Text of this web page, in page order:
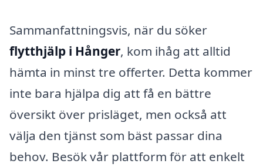
Sammanfattningsvis, när du söker
flytthjälp i Hånger, kom ihåg att alltid
hämta in minst tre offerter. Detta kommer
inte bara hjälpa dig att få en bättre
översikt över prisläget, men också att
välja den tjänst som bäst passar dina
behov. Besök vår plattform för att enkelt